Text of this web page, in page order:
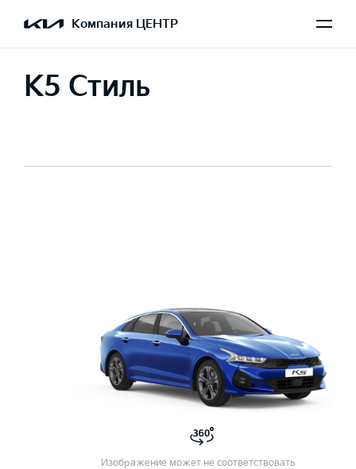
Компания ЦЕНТР
K5 Стиль
Изображение может не соответствовать